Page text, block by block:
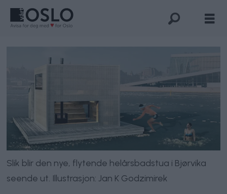
Slik blir den nye, flytende helårsbadstua i Bjørvika
seende ut. Illustrasjon: Jan K Godzimirek